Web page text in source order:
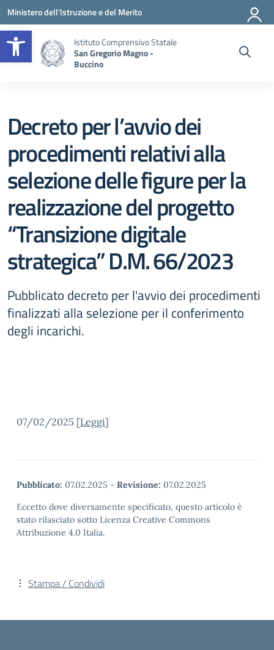
Apri la barra degli strumenti
Vai ai contenuti
Vai al menu di navigazione
Vai al footer
Ministero dell'Istruzione e del Merito
Istituto Comprensivo Statale
San Gregorio Magno -
Buccino
Decreto per l’avvio dei
procedimenti relativi alla
selezione delle figure per la
realizzazione del progetto
“Transizione digitale
strategica” D.M. 66/2023
Pubblicato decreto per l'avvio dei procedimenti
finalizzati alla selezione per il conferimento
degli incarichi.
07/02/2025 [Leggi]
Pubblicato: 07.02.2025 - Revisione: 07.02.2025
Eccetto dove diversamente specificato, questo articolo è
stato rilasciato sotto Licenza Creative Commons
Attribuzione 4.0 Italia.
Stampa / Condividi